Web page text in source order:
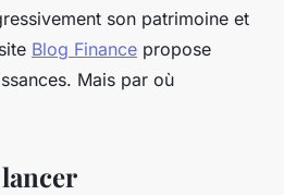
son patrimoine et
Blog Finance propose
Mais par où